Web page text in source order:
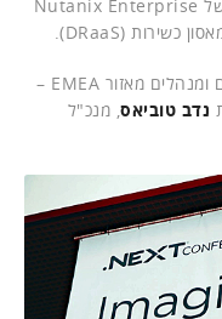
נפרדות, כולל Xi Leap – הרחבה מקורית של Nutanix Enterprise
יותר מ-3,500 איש – נציגי לקוחות, שותפים ומנהלים מאזור EMEA –
נדב טוביאס , מנכ"ל